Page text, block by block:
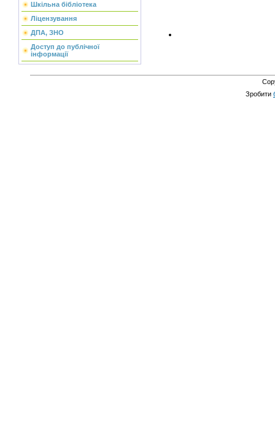
Шкільна бібліотека
Ліцензування
ДПА, ЗНО
Доступ до публічної
інформації
Зробити